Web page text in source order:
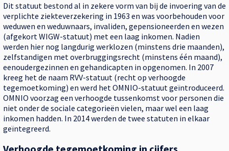
Dit statuut bestond al in zekere vorm van bij de invoering van de
verplichte ziekteverzekering in 1963 en was voorbehouden voor
weduwen en weduwnaars, invaliden, gepensioneerden en wezen
(afgekort WIGW-statuut) met een laag inkomen. Nadien
werden hier nog langdurig werklozen (minstens drie maanden),
zelfstandigen met overbruggingsrecht (minstens één maand),
eenoudergezinnen en gehandicapten in opgenomen. In 2007
kreeg het de naam RVV-statuut (recht op verhoogde
tegemoetkoming) en werd het OMNIO-statuut geïntroduceerd.
OMNIO voorzag een verhoogde tussenkomst voor personen die
niet onder de sociale categorieën vielen, maar wel een laag
inkomen hadden. In 2014 werden de twee statuten in elkaar
geïntegreerd.